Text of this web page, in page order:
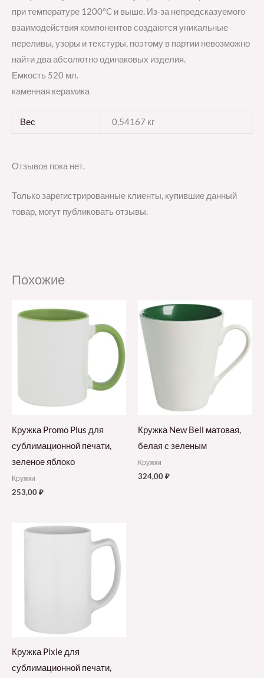
при температуре 1200°C и выше. Из-за непредсказуемого
взаимодействия компонентов создаются уникальные
переливы, узоры и текстуры, поэтому в партии невозможно
найти два абсолютно одинаковых изделия.
Емкость 520 мл.
каменная керамика
Вес 0,54167 кг
Отзывов пока нет.
Только зарегистрированные клиенты, купившие данный
товар, могут публиковать отзывы.
Похожие
Кружка Promo Plus для
сублимационной печати,
зеленое яблоко
Кружки
253,00₽
Кружка New Bell матовая,
белая с зеленым
Кружки
324,00₽
Кружка Pixie для
сублимационной печати,